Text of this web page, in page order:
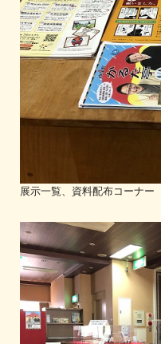
展示一覧、資料配布コーナー